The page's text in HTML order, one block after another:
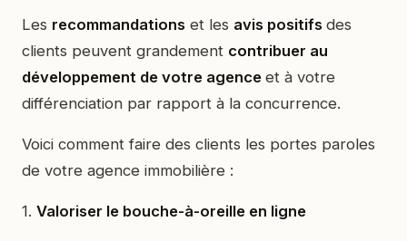
Les recommandations et les avis positifs des
clients peuvent grandement contribuer au
développement de votre agence et à votre
différenciation par rapport à la concurrence.
Voici comment faire des clients les portes paroles
de votre agence immobilière :
1. Valoriser le bouche-à-oreille en ligne